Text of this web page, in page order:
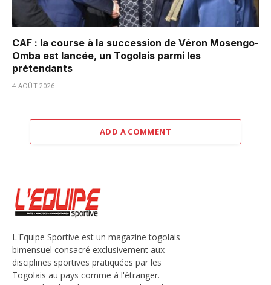
CAF : la course à la succession de Véron Mosengo-
Omba est lancée, un Togolais parmi les
prétendants
4 AOÛT 2026
ADD A COMMENT
L'Equipe Sportive est un magazine togolais
bimensuel consacré exclusivement aux
disciplines sportives pratiquées par les
Togolais au pays comme à l'étranger.